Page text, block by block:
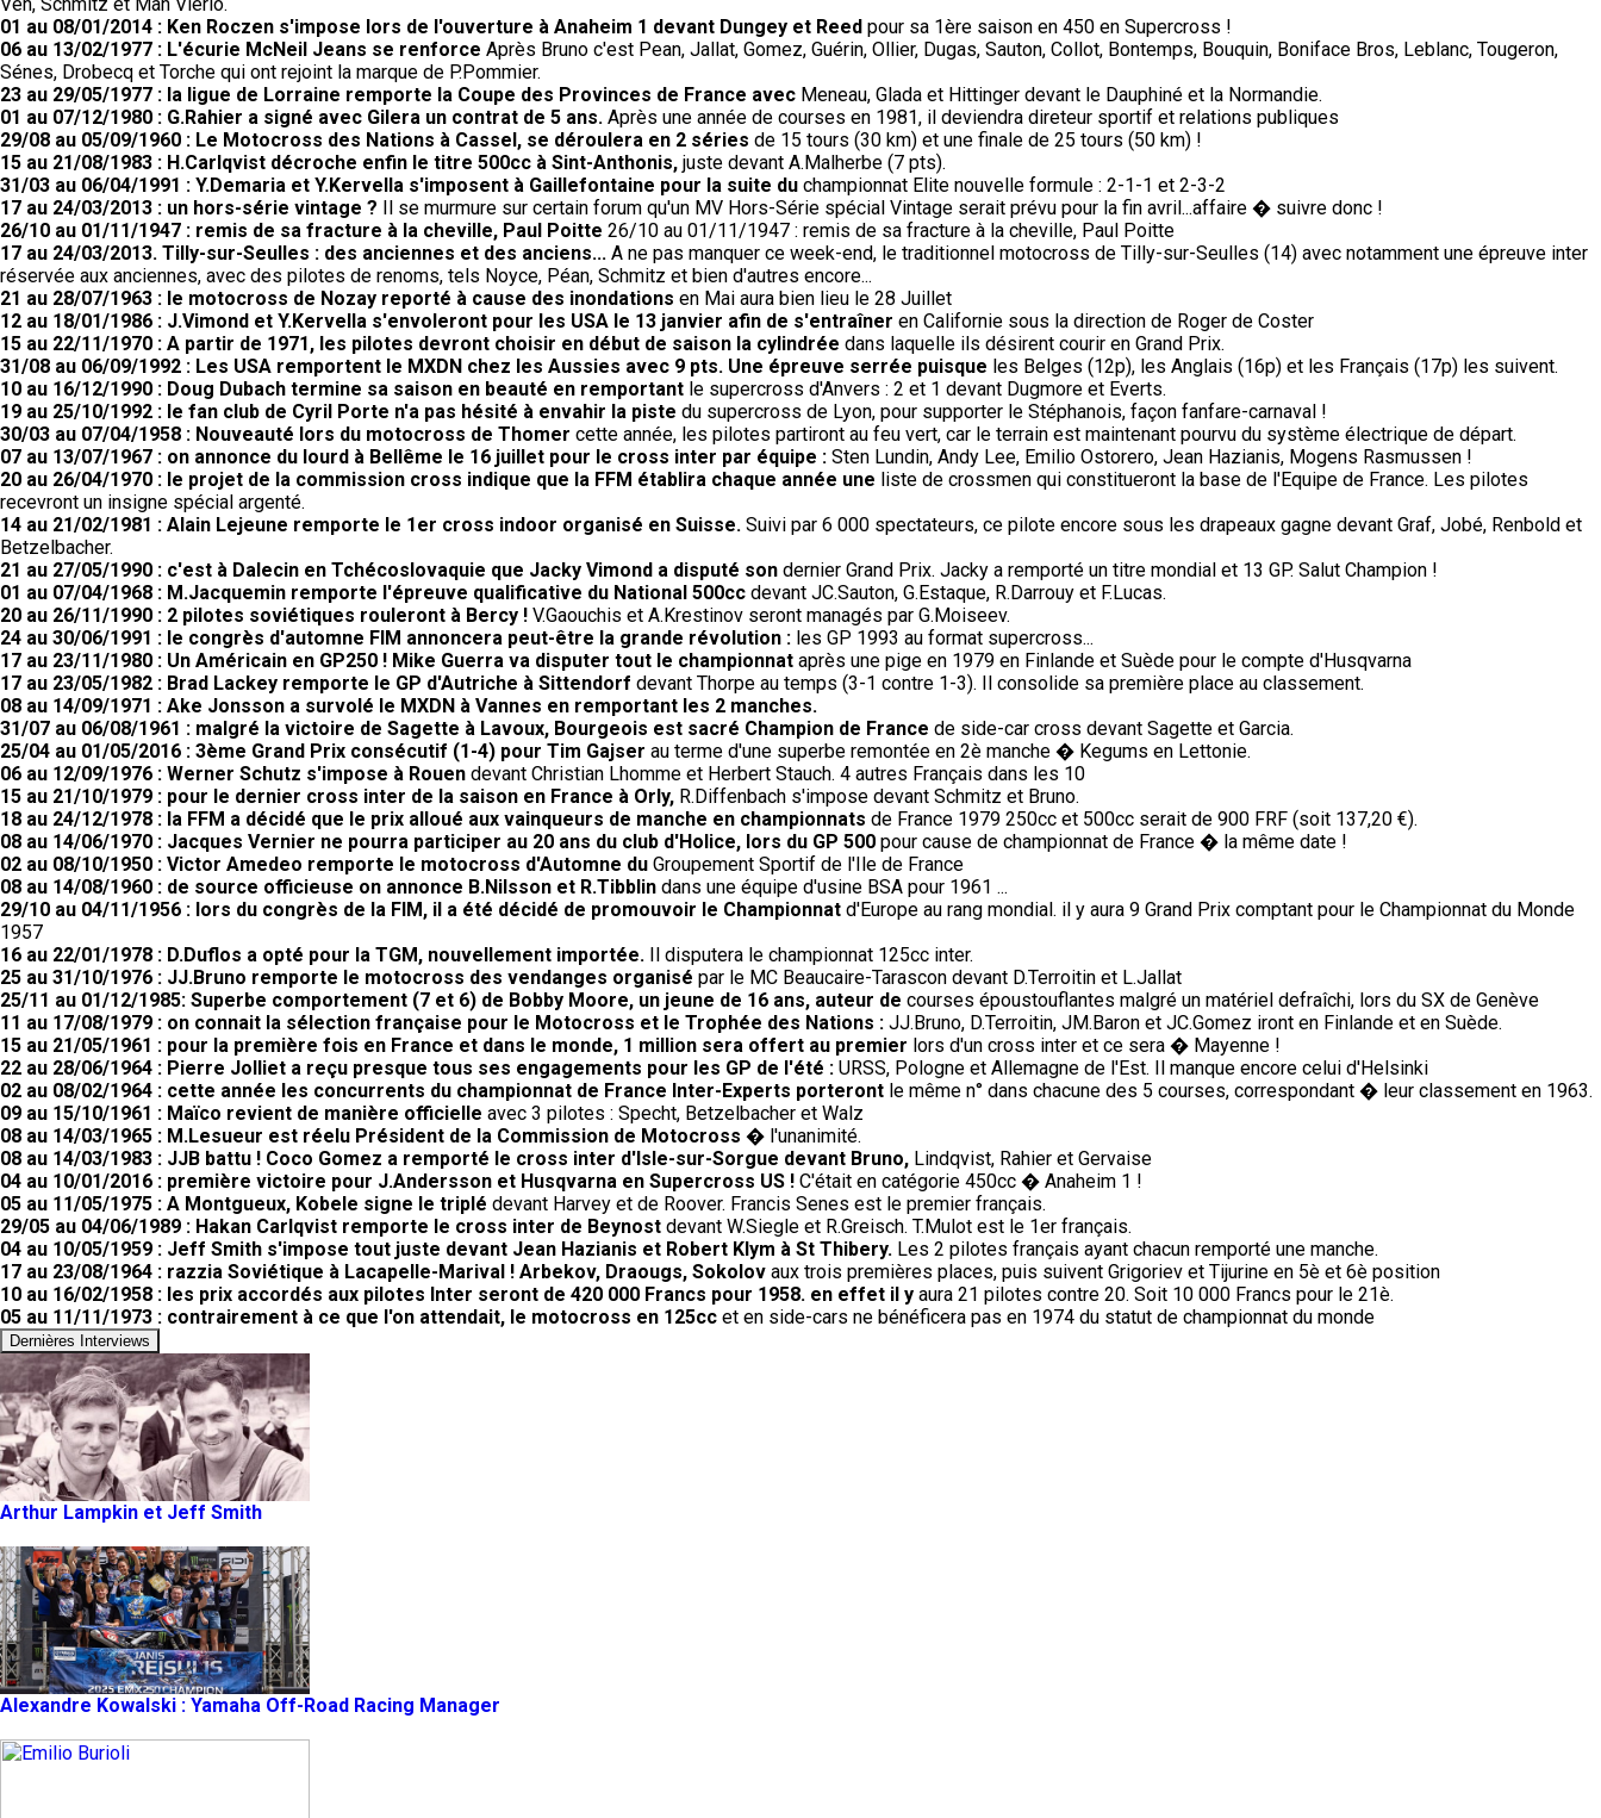
Ven, Schmitz et Man Vierlo.
01 au 08/01/2014 : Ken Roczen s'impose lors de l'ouverture à Anaheim 1 devant Dungey et Reed pour sa 1ère saison en 450 en Supercross !
06 au 13/02/1977 : L'écurie McNeil Jeans se renforce Après Bruno c'est Pean, Jallat, Gomez, Guérin, Ollier, Dugas, Sauton, Collot, Bontemps, Bouquin, Boniface Bros, Leblanc, Tougeron,
Sénes, Drobecq et Torche qui ont rejoint la marque de P.Pommier.
23 au 29/05/1977 : la ligue de Lorraine remporte la Coupe des Provinces de France avec Meneau, Glada et Hittinger devant le Dauphiné et la Normandie.
01 au 07/12/1980 : G.Rahier a signé avec Gilera un contrat de 5 ans. Après une année de courses en 1981, il deviendra direteur sportif et relations publiques
29/08 au 05/09/1960 : Le Motocross des Nations à Cassel, se déroulera en 2 séries de 15 tours (30 km) et une finale de 25 tours (50 km) !
15 au 21/08/1983 : H.Carlqvist décroche enfin le titre 500cc à Sint-Anthonis, juste devant A.Malherbe (7 pts).
31/03 au 06/04/1991 : Y.Demaria et Y.Kervella s'imposent à Gaillefontaine pour la suite du championnat Elite nouvelle formule : 2-1-1 et 2-3-2
17 au 24/03/2013 : un hors-série vintage ? Il se murmure sur certain forum qu'un MV Hors-Série spécial Vintage serait prévu pour la fin avril...affaire � suivre donc !
26/10 au 01/11/1947 : remis de sa fracture à la cheville, Paul Poitte 26/10 au 01/11/1947 : remis de sa fracture à la cheville, Paul Poitte
17 au 24/03/2013. Tilly-sur-Seulles : des anciennes et des anciens... A ne pas manquer ce week-end, le traditionnel motocross de Tilly-sur-Seulles (14) avec notamment une épreuve inter
réservée aux anciennes, avec des pilotes de renoms, tels Noyce, Péan, Schmitz et bien d'autres encore...
21 au 28/07/1963 : le motocross de Nozay reporté à cause des inondations en Mai aura bien lieu le 28 Juillet
12 au 18/01/1986 : J.Vimond et Y.Kervella s'envoleront pour les USA le 13 janvier afin de s'entraîner en Californie sous la direction de Roger de Coster
15 au 22/11/1970 : A partir de 1971, les pilotes devront choisir en début de saison la cylindrée dans laquelle ils désirent courir en Grand Prix.
31/08 au 06/09/1992 : Les USA remportent le MXDN chez les Aussies avec 9 pts. Une épreuve serrée puisque les Belges (12p), les Anglais (16p) et les Français (17p) les suivent.
10 au 16/12/1990 : Doug Dubach termine sa saison en beauté en remportant le supercross d'Anvers : 2 et 1 devant Dugmore et Everts.
19 au 25/10/1992 : le fan club de Cyril Porte n'a pas hésité à envahir la piste du supercross de Lyon, pour supporter le Stéphanois, façon fanfare-carnaval !
30/03 au 07/04/1958 : Nouveauté lors du motocross de Thomer cette année, les pilotes partiront au feu vert, car le terrain est maintenant pourvu du système électrique de départ.
07 au 13/07/1967 : on annonce du lourd à Bellême le 16 juillet pour le cross inter par équipe : Sten Lundin, Andy Lee, Emilio Ostorero, Jean Hazianis, Mogens Rasmussen !
20 au 26/04/1970 : le projet de la commission cross indique que la FFM établira chaque année une liste de crossmen qui constitueront la base de l'Equipe de France. Les pilotes
recevront un insigne spécial argenté.
14 au 21/02/1981 : Alain Lejeune remporte le 1er cross indoor organisé en Suisse. Suivi par 6 000 spectateurs, ce pilote encore sous les drapeaux gagne devant Graf, Jobé, Renbold et
Betzelbacher.
21 au 27/05/1990 : c'est à Dalecin en Tchécoslovaquie que Jacky Vimond a disputé son dernier Grand Prix. Jacky a remporté un titre mondial et 13 GP. Salut Champion !
01 au 07/04/1968 : M.Jacquemin remporte l'épreuve qualificative du National 500cc devant JC.Sauton, G.Estaque, R.Darrouy et F.Lucas.
20 au 26/11/1990 : 2 pilotes soviétiques rouleront à Bercy ! V.Gaouchis et A.Krestinov seront managés par G.Moiseev.
24 au 30/06/1991 : le congrès d'automne FIM annoncera peut-être la grande révolution : les GP 1993 au format supercross...
17 au 23/11/1980 : Un Américain en GP250 ! Mike Guerra va disputer tout le championnat après une pige en 1979 en Finlande et Suède pour le compte d'Husqvarna
17 au 23/05/1982 : Brad Lackey remporte le GP d'Autriche à Sittendorf devant Thorpe au temps (3-1 contre 1-3). Il consolide sa première place au classement.
08 au 14/09/1971 : Ake Jonsson a survolé le MXDN à Vannes en remportant les 2 manches.
31/07 au 06/08/1961 : malgré la victoire de Sagette à Lavoux, Bourgeois est sacré Champion de France de side-car cross devant Sagette et Garcia.
25/04 au 01/05/2016 : 3ème Grand Prix consécutif (1-4) pour Tim Gajser au terme d'une superbe remontée en 2è manche � Kegums en Lettonie.
06 au 12/09/1976 : Werner Schutz s'impose à Rouen devant Christian Lhomme et Herbert Stauch. 4 autres Français dans les 10
15 au 21/10/1979 : pour le dernier cross inter de la saison en France à Orly, R.Diffenbach s'impose devant Schmitz et Bruno.
18 au 24/12/1978 : la FFM a décidé que le prix alloué aux vainqueurs de manche en championnats de France 1979 250cc et 500cc serait de 900 FRF (soit 137,20 €).
08 au 14/06/1970 : Jacques Vernier ne pourra participer au 20 ans du club d'Holice, lors du GP 500 pour cause de championnat de France � la même date !
02 au 08/10/1950 : Victor Amedeo remporte le motocross d'Automne du Groupement Sportif de l'Ile de France
08 au 14/08/1960 : de source officieuse on annonce B.Nilsson et R.Tibblin dans une équipe d'usine BSA pour 1961 ...
29/10 au 04/11/1956 : lors du congrès de la FIM, il a été décidé de promouvoir le Championnat d'Europe au rang mondial. il y aura 9 Grand Prix comptant pour le Championnat du Monde
1957
16 au 22/01/1978 : D.Duflos a opté pour la TGM, nouvellement importée. Il disputera le championnat 125cc inter.
25 au 31/10/1976 : JJ.Bruno remporte le motocross des vendanges organisé par le MC Beaucaire-Tarascon devant D.Terroitin et L.Jallat
25/11 au 01/12/1985: Superbe comportement (7 et 6) de Bobby Moore, un jeune de 16 ans, auteur de courses époustouflantes malgré un matériel defraîchi, lors du SX de Genève
11 au 17/08/1979 : on connait la sélection française pour le Motocross et le Trophée des Nations : JJ.Bruno, D.Terroitin, JM.Baron et JC.Gomez iront en Finlande et en Suède.
15 au 21/05/1961 : pour la première fois en France et dans le monde, 1 million sera offert au premier lors d'un cross inter et ce sera � Mayenne !
22 au 28/06/1964 : Pierre Jolliet a reçu presque tous ses engagements pour les GP de l'été : URSS, Pologne et Allemagne de l'Est. Il manque encore celui d'Helsinki
02 au 08/02/1964 : cette année les concurrents du championnat de France Inter-Experts porteront le même n° dans chacune des 5 courses, correspondant � leur classement en 1963.
09 au 15/10/1961 : Maïco revient de manière officielle avec 3 pilotes : Specht, Betzelbacher et Walz
08 au 14/03/1965 : M.Lesueur est réelu Président de la Commission de Motocross � l'unanimité.
08 au 14/03/1983 : JJB battu ! Coco Gomez a remporté le cross inter d'Isle-sur-Sorgue devant Bruno, Lindqvist, Rahier et Gervaise
04 au 10/01/2016 : première victoire pour J.Andersson et Husqvarna en Supercross US ! C'était en catégorie 450cc � Anaheim 1 !
05 au 11/05/1975 : A Montgueux, Kobele signe le triplé devant Harvey et de Roover. Francis Senes est le premier français.
29/05 au 04/06/1989 : Hakan Carlqvist remporte le cross inter de Beynost devant W.Siegle et R.Greisch. T.Mulot est le 1er français.
04 au 10/05/1959 : Jeff Smith s'impose tout juste devant Jean Hazianis et Robert Klym à St Thibery. Les 2 pilotes français ayant chacun remporté une manche.
17 au 23/08/1964 : razzia Soviétique à Lacapelle-Marival ! Arbekov, Draougs, Sokolov aux trois premières places, puis suivent Grigoriev et Tijurine en 5è et 6è position
10 au 16/02/1958 : les prix accordés aux pilotes Inter seront de 420 000 Francs pour 1958. en effet il y aura 21 pilotes contre 20. Soit 10 000 Francs pour le 21è.
05 au 11/11/1973 : contrairement à ce que l'on attendait, le motocross en 125cc et en side-cars ne bénéficera pas en 1974 du statut de championnat du monde
Dernières Interviews
Arthur Lampkin et Jeff Smith
Alexandre Kowalski : Yamaha Off-Road Racing Manager